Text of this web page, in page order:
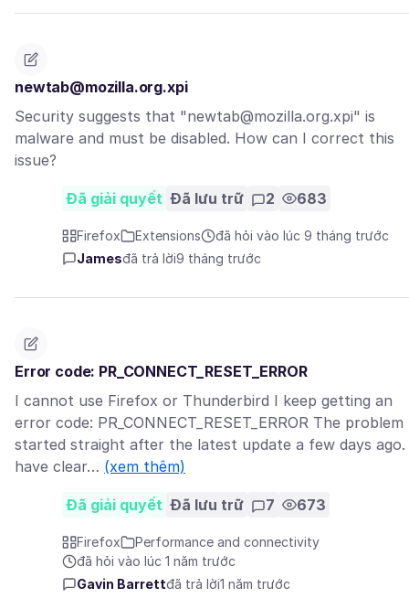
newtab@mozilla.org.xpi
Security suggests that "newtab@mozilla.org.xpi" is
malware and must be disabled. How can I correct this
issue?
Đã giải quyết Đã lưu trữ 2 683
Firefox Extensions
đã hỏi vào lúc 9 tháng trước
Jamesđã trả lời9 tháng trước
Error code: PR_CONNECT_RESET_ERROR
I cannot use Firefox or Thunderbird I keep getting an
error code: PR_CONNECT_RESET_ERROR The problem
started straight after the latest update a few days ago.
have clear… (xem thêm)
Đã giải quyết Đã lưu trữ 7 673
Firefox
Performance and connectivity
đã hỏi vào lúc 1 năm trước
Gavin Barrettđã trả lời1 năm trước